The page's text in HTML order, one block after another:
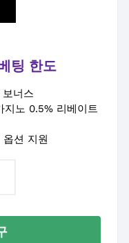
팅 한도
너스
지노 0.5% 리베이트
션 지원